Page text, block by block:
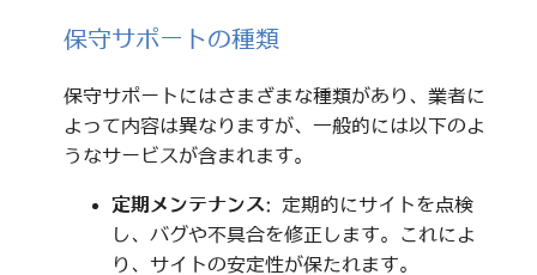
保守サポートの種類
保守サポートにはさまざまな種類があり、業者に
よって内容は異なりますが、一般的には以下のよ
うなサービスが含まれます。
定期メンテナンス: 定期的にサイトを点検
し、バグや不具合を修正します。これによ
り、サイトの安定性が保たれます。